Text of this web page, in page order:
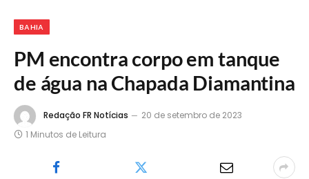
BAHIA
PM encontra corpo em tanque
de água na Chapada Diamantina
Redação FR Notícias
20 de setembro de 2023
1 Minutos de Leitura